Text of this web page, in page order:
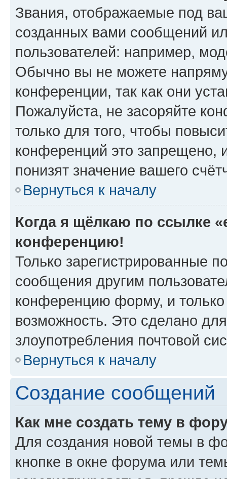
Звания, отображаемые под
созданных вами сообщений
пользователей: например,
Обычно вы не можете
конференции, так как они
Пожалуйста, не засоряйте
только для того, чтобы
конференций это запрещено,
понизят значение вашего
Вернуться к началу
Когда я щёлкаю по ссылке
конференцию!
Только зарегистрированные
сообщения другим
конференцию форму, и
возможность. Это сделано
злоупотребления почтовой
Вернуться к началу
Создание сообщений
Как мне создать тему в
Для создания новой темы в
кнопке в окне форума или